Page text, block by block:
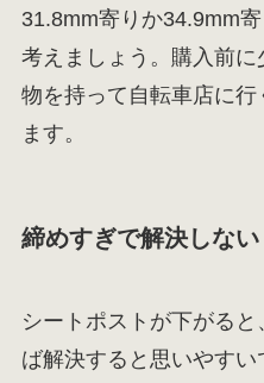
31.8mm寄りか34.9mm
考えましょう。購入前
物を持って自転車店に行
ます。
締めすぎで解決しない
シートポストが下がる
ば解決すると思いやす